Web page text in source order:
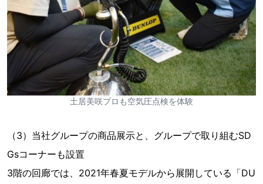
土居美咲プロも空気圧点検を体験
（3）当社グループの商品展示と、グループで取り組むSD
Gsコーナーも設置
3階の回廊では、2021年春夏モデルから展開している「DU